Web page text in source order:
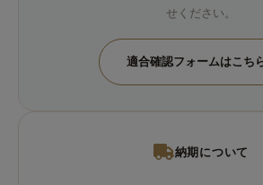
せください。
適合確認フォームはこち
納期について